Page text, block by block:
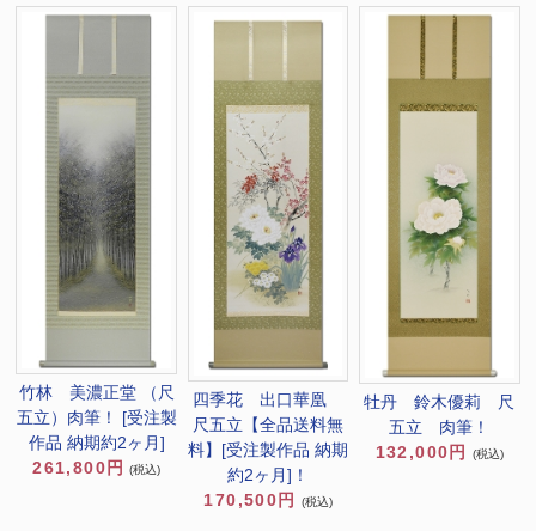
竹林 美濃正堂 （尺
五立）肉筆！ [受注製
作品 納期約2ヶ月]
261,800円
(税込)
四季花 出口華凰
尺五立【全品送料無
料】[受注製作品 納期
約2ヶ月]！
170,500円
(税込)
牡丹 鈴木優莉 尺
五立 肉筆！
132,000円
(税込)